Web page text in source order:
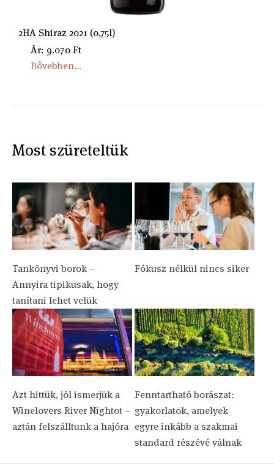
2HA Shiraz 2021 (0,75l)
Ár: 9.070 Ft
Bővebben...
Most szüreteltük
Tankönyvi borok –
Annyira tipikusak, hogy
tanítani lehet velük
Fókusz nélkül nincs siker
Azt hittük, jól ismerjük a
Winelovers River Nightot –
aztán felszálltunk a hajóra
Fenntartható borászat:
gyakorlatok, amelyek
egyre inkább a szakmai
standard részévé válnak